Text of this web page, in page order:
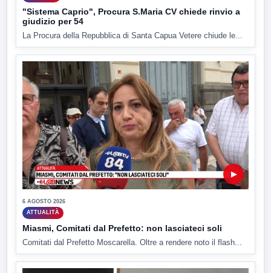
"Sistema Caprio", Procura S.Maria CV chiede rinvio a
giudizio per 54
La Procura della Repubblica di Santa Capua Vetere chiude le...
▶
6 AGOSTO 2026
ATTUALITÀ
Miasmi, Comitati dal Prefetto: non lasciateci soli
Comitati dal Prefetto Moscarella. Oltre a rendere noto il flash...